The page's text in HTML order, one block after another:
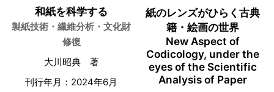
和紙を科学する
製紙技術・繊維分析・文化財
修復
大川昭典 著
刊行年月：2024年6月
紙のレンズがひらく古典
籍・絵画の世界
New Aspect of
Codicology, under the
eyes of the Scientific
Analysis of Paper